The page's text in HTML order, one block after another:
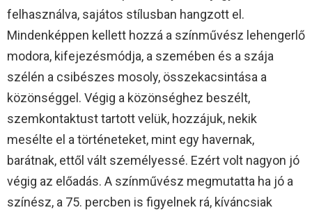
felhasználva, sajátos stílusban hangzott el.
Mindenképpen kellett hozzá a színművész lehengerlő
modora, kifejezésmódja, a szemében és a szája
szélén a csibészes mosoly, összekacsintása a
közönséggel. Végig a közönséghez beszélt,
szemkontaktust tartott velük, hozzájuk, nekik
mesélte el a történeteket, mint egy havernak,
barátnak, ettől vált személyessé. Ezért volt nagyon jó
végig az előadás. A színművész megmutatta ha jó a
színész, a 75. percben is figyelnek rá, kíváncsiak